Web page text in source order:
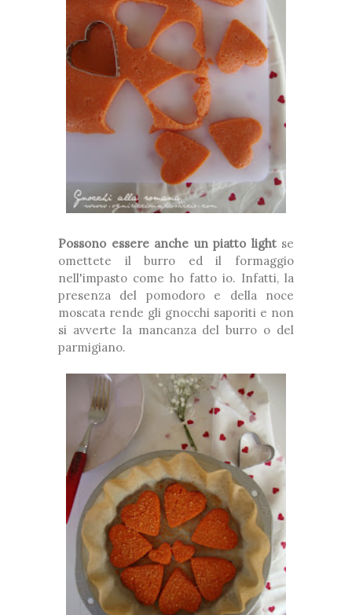
Possono essere anche un piatto lightse
omettete il burro ed il formaggio
nell'impasto come ho fatto io. Infatti, la
presenza del pomodoro e della noce
moscata rende gli gnocchi saporiti e non
si avverte la mancanza del burro o del
parmigiano.